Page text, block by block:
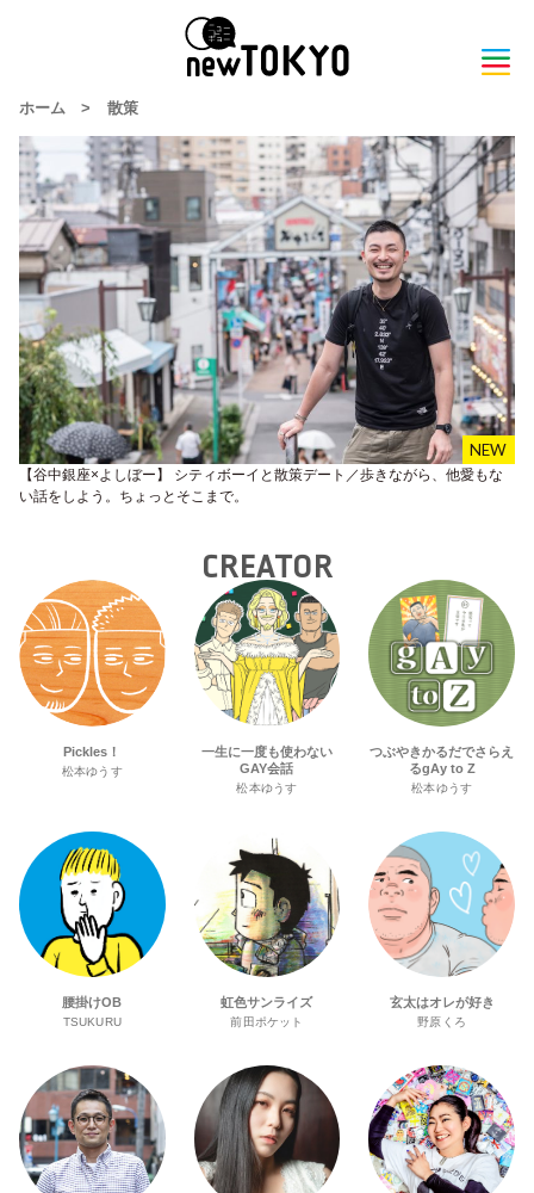
ホーム > 散策
【谷中銀座×よしぼー】 シティボーイと散策デート／歩きながら、他愛もな
い話をしよう。ちょっとそこまで。
CREATOR
Pickles！
松本ゆうす
一生に一度も使わない
GAY会話
松本ゆうす
つぶやきかるだでさらえ
るgAy to Z
松本ゆうす
腰掛けOB
TSUKURU
虹色サンライズ
前田ポケット
玄太はオレが好き
野原くろ